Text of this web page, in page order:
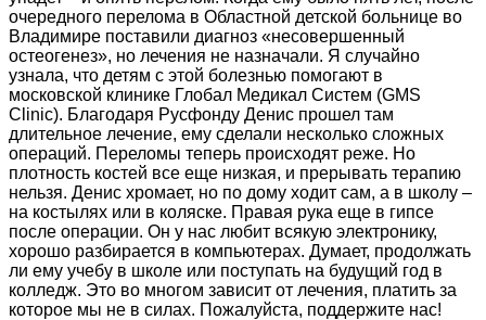
очередного перелома в Областной детской больнице во
Владимире поставили диагноз «несовершенный
остеогенез», но лечения не назначали. Я случайно
узнала, что детям с этой болезнью помогают в
московской клинике Глобал Медикал Систем (GMS
Clinic). Благодаря Русфонду Денис прошел там
длительное лечение, ему сделали несколько сложных
операций. Переломы теперь происходят реже. Но
плотность костей все еще низкая, и прерывать терапию
нельзя. Денис хромает, но по дому ходит сам, а в школу –
на костылях или в коляске. Правая рука еще в гипсе
после операции. Он у нас любит всякую электронику,
хорошо разбирается в компьютерах. Думает, продолжать
ли ему учебу в школе или поступать на будущий год в
колледж. Это во многом зависит от лечения, платить за
которое мы не в силах. Пожалуйста, поддержите нас!